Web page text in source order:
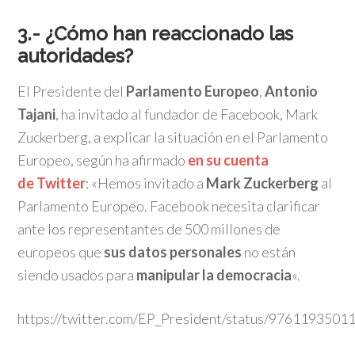
3.- ¿Cómo han reaccionado las
autoridades?
El Presidente del Parlamento Europeo,Antonio
Tajani, ha invitado al fundador de Facebook, Mark
Zuckerberg, a explicar la situación en el Parlamento
Europeo, según ha afirmado en su cuenta
de Twitter: «Hemos invitado a Mark Zuckerberg al
Parlamento Europeo. Facebook necesita clarificar
ante los representantes de 500 millones de
europeos que sus datos personales no están
siendo usados para manipular la democracia«.
https://twitter.com/EP_President/status/